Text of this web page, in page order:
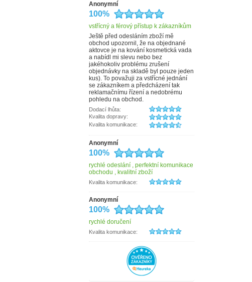
Carmelo
CATERPILLAR
CHARM LONDON
Collonil
COOL
Cosset
Česká výroba
d&n
Dark Dudes
debbi
derby
Doba ledová
Doppler
DUP
Elega
ENRICO BENETTI
Erbe Solingen
Esprit
Estelle
EYE
fabrizio
Famito
Fiorucci
Gabor
Genevian
Hajn
Hama
Hedgren
herlitz
Hide&Stitches
Jack Wolfskin
Anonymní
100%
vstřícný a férový přístup k zákazníkům
Ještě před odesláním zboží mě
obchod upozornil, že na objednané
aktovce je na kování kosmetická vada
a nabídl mi slevu nebo bez
jakéhokoliv problému zrušení
objednávky na skladě byl pouze jeden
kus). To považuji za vstřícné jednání
se zákazníkem a předcházení tak
reklamačnímu řízení a nedobrému
pohledu na obchod.
Dodací lhůta:
Kvalita dopravy:
Kvalita komunikace:
Anonymní
100%
rychlé odeslání , perfektní komunikace
obchodu , kvalitní zboží
Kvalita komunikace:
Anonymní
100%
rychlé doručení
Kvalita komunikace: